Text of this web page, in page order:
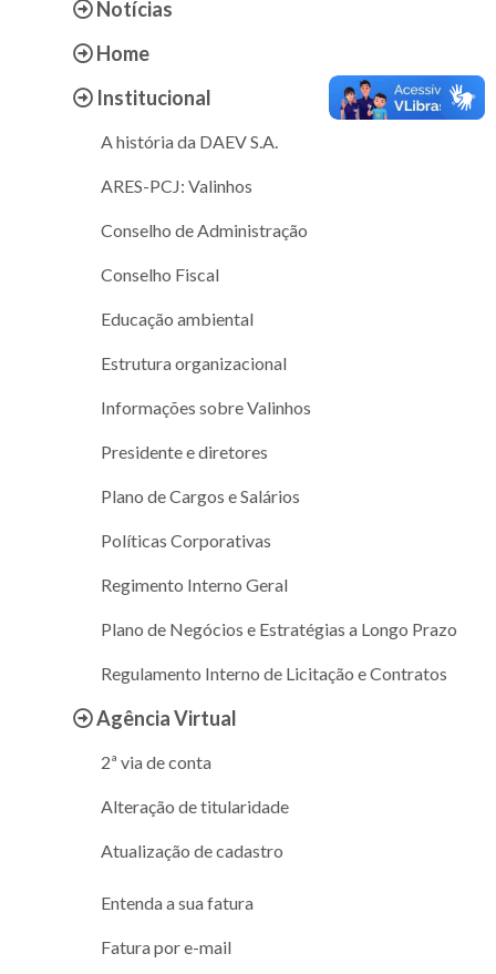
Notícias
Home
Institucional
A história da DAEV S.A.
ARES-PCJ: Valinhos
Conselho de Administração
Conselho Fiscal
Educação ambiental
Estrutura organizacional
Informações sobre Valinhos
Presidente e diretores
Plano de Cargos e Salários
Políticas Corporativas
Regimento Interno Geral
Plano de Negócios e Estratégias a Longo Prazo
Regulamento Interno de Licitação e Contratos
Agência Virtual
2ª via de conta
Alteração de titularidade
Atualização de cadastro
Entenda a sua fatura
Fatura por e-mail